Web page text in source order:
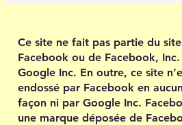
Ce site ne fait pas partie du
Facebook ou de Facebook,
Google Inc. En outre, ce site
endossé par Facebook en
façon ni par Google Inc.
une marque déposée de